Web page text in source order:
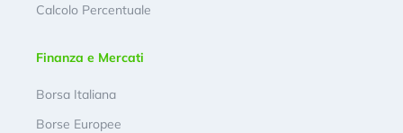
Calcolo Percentuale
Finanza e Mercati
Borsa Italiana
Borse Europee